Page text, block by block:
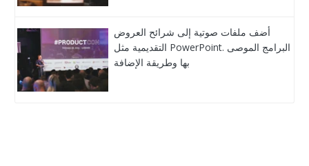
أضف ملفات صوتية إلى شرائح العروض
التقديمية مثل PowerPoint. البرامج الموصى
بها وطريقة الإضافة